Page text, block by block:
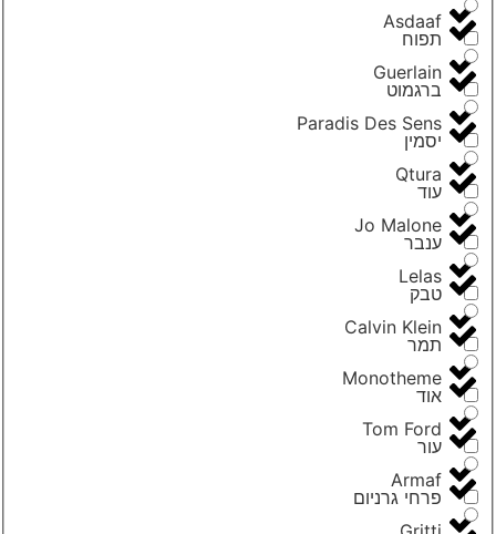
Asdaaf
Guerlain
Paradis Des Sens
Qtura
Jo Malone
Lelas
Calvin Klein
Monotheme
Tom Ford
Armaf
תפוח
ברגמוט
יסמין
עוד
ענבר
טבק
תמר
אוד
עור
פרחי גרניום